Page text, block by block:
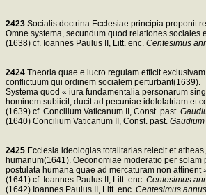
2423 Socialis doctrina Ecclesiae principia proponit
Omne systema, secundum quod relationes
(1638) cf. Ioannes Paulus II, Litt. enc. Centesimus
2424 Theoria quae e lucro regulam efficit
conflictuum qui ordinem socialem perturbant(1639).
Systema quod « iura fundamentalia personarum
hominem subiicit, ducit ad pecuniae idololatriam et
(1639) cf. Concilium Vaticanum II, Const. past.
(1640) Concilium Vaticanum II, Const. past.
2425 Ecclesia ideologias totalitarias reiecit et
humanum(1641). Oeconomiae moderatio per
postulata humana quae ad mercaturam non
(1641) cf. Ioannes Paulus II, Litt. enc. Centesimus
(1642) Ioannes Paulus II, Litt. enc. Centesimus annus